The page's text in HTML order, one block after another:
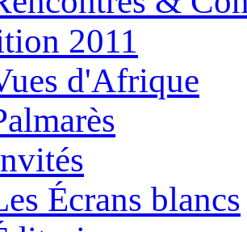
2011
d'Afrique
Écrans blancs